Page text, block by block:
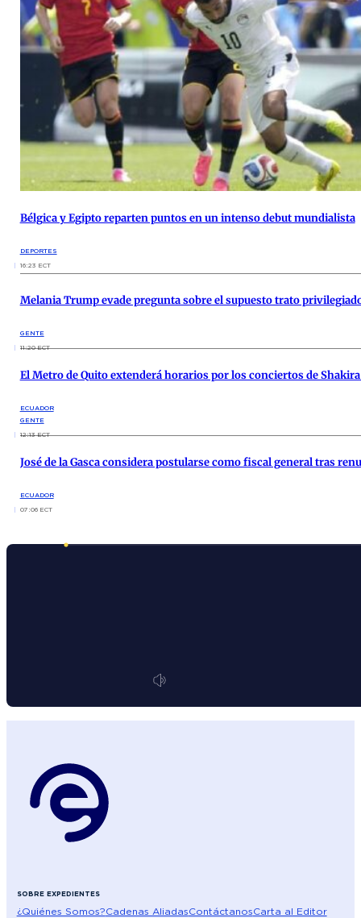
Bélgica y Egipto reparten puntos en un intenso debut mundialista
DEPORTES
16:23 ECT
Melania Trump evade pregunta sobre el supuesto trato
GENTE
11:20 ECT
El Metro de Quito extenderá horarios por los conciertos de
ECUADOR
GENTE
12:13 ECT
José de la Gasca considera postularse como fiscal general tras
ECUADOR
07:06 ECT
SOBRE EXPEDIENTES
¿Quiénes Somos?Cadenas AliadasContáctanosCarta al Editor